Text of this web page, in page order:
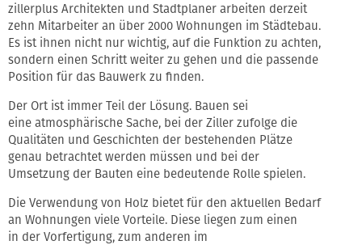
zillerplus Architekten und Stadtplaner arbeiten derzeit
zehn Mitarbeiter an über 2000 Wohnungen im Städtebau.
Es ist ihnen nicht nur wichtig, auf die Funktion zu achten,
sondern einen Schritt weiter zu gehen und die passende
Position für das Bauwerk zu finden.
Der Ort ist immer Teil der Lösung. Bauen sei
eine atmosphärische Sache, bei der Ziller zufolge die
Qualitäten und Geschichten der bestehenden Plätze
genau betrachtet werden müssen und bei der
Umsetzung der Bauten eine bedeutende Rolle spielen.
Die Verwendung von Holz bietet für den aktuellen Bedarf
an Wohnungen viele Vorteile. Diese liegen zum einen
in der Vorfertigung, zum anderen im